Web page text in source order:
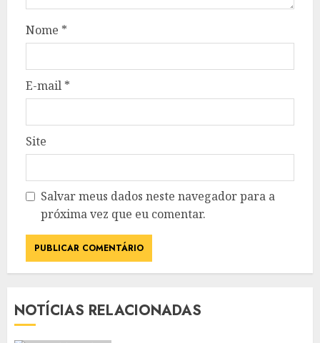
Nome *
E-mail *
Site
Salvar meus dados neste navegador para a
próxima vez que eu comentar.
NOTÍCIAS RELACIONADAS